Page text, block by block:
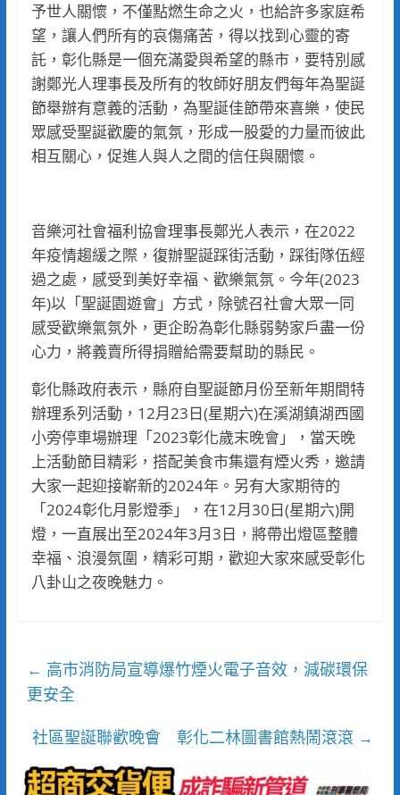
予世人關懷，不僅點燃生命之火，也給許多家庭希
望，讓人們所有的哀傷痛苦，得以找到心靈的寄
託，彰化縣是一個充滿愛與希望的縣市，要特別感
謝鄭光人理事長及所有的牧師好朋友們每年為聖誕
節舉辦有意義的活動，為聖誕佳節帶來喜樂，使民
眾感受聖誕歡慶的氣氛，形成一股愛的力量而彼此
相互關心，促進人與人之間的信任與關懷。
音樂河社會福利協會理事長鄭光人表示，在2022
年疫情趨緩之際，復辦聖誕踩街活動，踩街隊伍經
過之處，感受到美好幸福、歡樂氣氛。今年(2023
年)以「聖誕園遊會」方式，除號召社會大眾一同
感受歡樂氣氛外，更企盼為彰化縣弱勢家戶盡一份
心力，將義賣所得捐贈給需要幫助的縣民。
彰化縣政府表示，縣府自聖誕節月份至新年期間特
辦理系列活動，12月23日(星期六)在溪湖鎮湖西國
小旁停車場辦理「2023彰化歲末晚會」，當天晚
上活動節目精彩，搭配美食市集還有煙火秀，邀請
大家一起迎接嶄新的2024年。另有大家期待的
「2024彰化月影燈季」，在12月30日(星期六)開
燈，一直展出至2024年3月3日，將帶出燈區整體
幸福、浪漫氛圍，精彩可期，歡迎大家來感受彰化
八卦山之夜晚魅力。
← 高市消防局宣導爆竹煙火電子音效，減碳環保
更安全
社區聖誕聯歡晚會 彰化二林圖書館熱鬧滾滾 →